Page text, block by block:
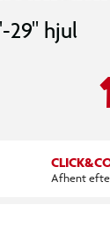
29" hjul
Afhent